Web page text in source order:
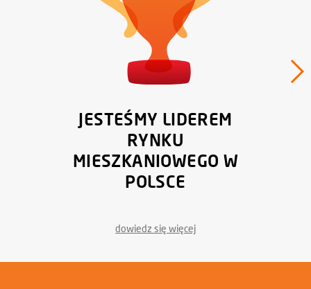
JESTEŚMY LIDEREM
RYNKU
MIESZKANIOWEGO W
POLSCE
dowiedz się więcej